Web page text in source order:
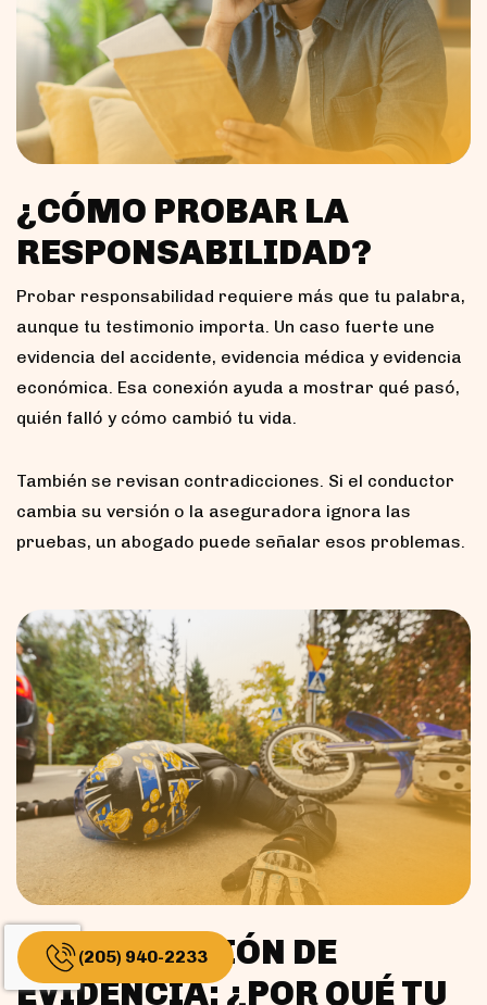
(205) 940-2233
¿CÓMO PROBAR LA
RESPONSABILIDAD?
Probar responsabilidad requiere más que tu palabra,
aunque tu testimonio importa. Un caso fuerte une
evidencia del accidente, evidencia médica y evidencia
económica. Esa conexión ayuda a mostrar qué pasó,
quién falló y cómo cambió tu vida.
También se revisan contradicciones. Si el conductor
cambia su versión o la aseguradora ignora las
pruebas, un abogado puede señalar esos problemas.
PRESERVACIÓN DE
EVIDENCIA: ¿POR QUÉ TU